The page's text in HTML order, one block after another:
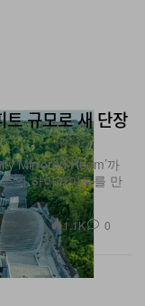
규모로 새 단장
Mirrored Room’까
의 하이라이트를 만
1.1K 0